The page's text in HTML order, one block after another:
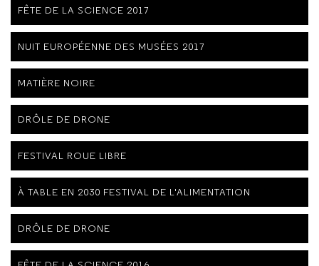
FÊTE DE LA SCIENCE 2017
NUIT EUROPÉENNE DES MUSÉES 2017
MATIÈRE NOIRE
DRÔLE DE DRONE
FESTIVAL ROUE LIBRE
À TABLE EN 2030 FESTIVAL DE L'ALIMENTATION
DRÔLE DE DRONE